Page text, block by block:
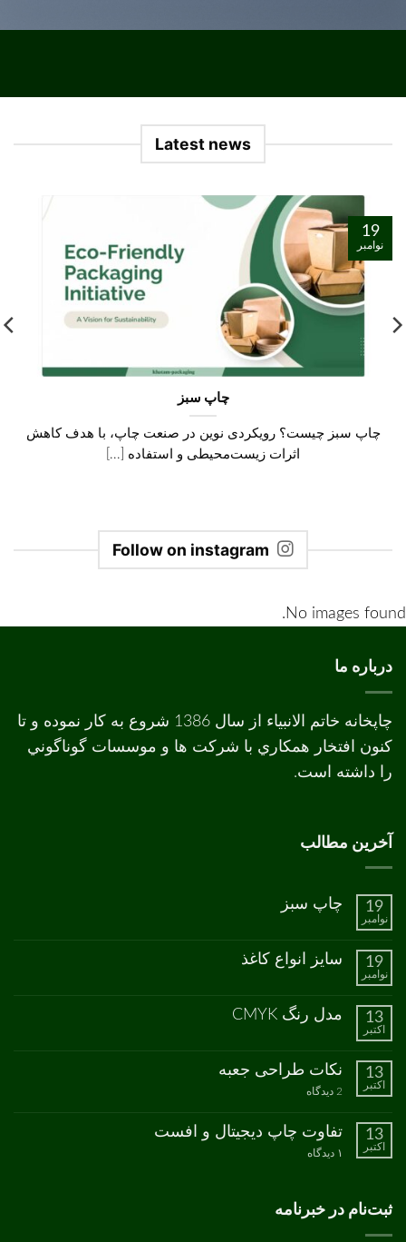
Latest news
چاپ سبز
چاپ سبز چیست؟ رویکردی نوین در صنعت چاپ، با هدف کاهش
اثرات زیست‌محیطی و استفاده [...]
19
نوامبر
Follow on instagram
No images found.
درباره ما
چاپخانه خاتم الانبیاء از سال 1386 شروع به کار نموده و تا
کنون افتخار همکاري با شرکت ها و موسسات گوناگوني
را داشته است.
آخرین مطالب
19
نوامبر
چاپ سبز
چاپ
ثبت
نشده
19
نوامبر
سایز انواع کاغذ
سایز
نشده
13
اکتبر
مدل رنگ CMYK
مدل
CMYK
ثبت
نشده
13
اکتبر
نکات طراحی جعبه
2 دیدگاه
برای
جعبه
13
اکتبر
تفاوت چاپ دیجیتال و افست
۱ دیدگاه
برای
افست
ثبت‌نام در خبرنامه